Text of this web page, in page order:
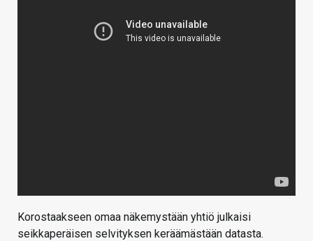
Korostaakseen omaa näkemystään yhtiö julkaisi
seikkaperäisen selvityksen keräämästään datasta.